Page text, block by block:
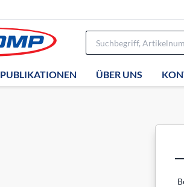
PUBLIKATIONEN ÜBER UNS